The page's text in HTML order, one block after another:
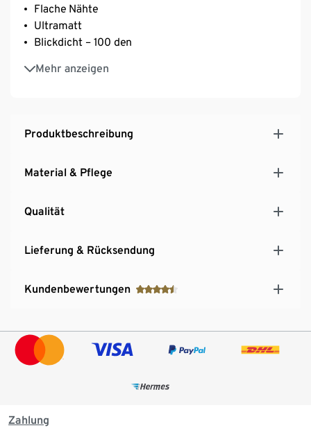
Flache Nähte
Ultramatt
Blickdicht – 100 den
Mehr anzeigen
Mit Elasthan: formbeständig, perfekter Sitz, hoher
Tragekomfort
Produktbeschreibung
Material & Pflege
Qualität
Lieferung & Rücksendung
Kundenbewertungen
Zahlung